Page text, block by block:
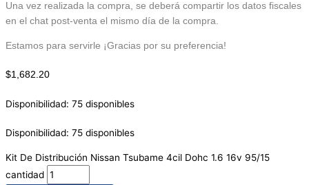
Una vez realizada la compra, se deberá compartir los datos fiscales
en el chat post-venta el mismo día de la compra.
Estamos para servirle ¡Gracias por su preferencia!
$1,682.20
Disponibilidad: 75 disponibles
Disponibilidad: 75 disponibles
Kit De Distribución Nissan Tsubame 4cil Dohc 1.6 16v 95/15
cantidad